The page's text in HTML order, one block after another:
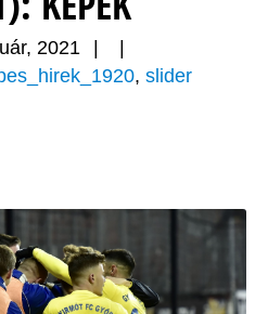
2021
, slider